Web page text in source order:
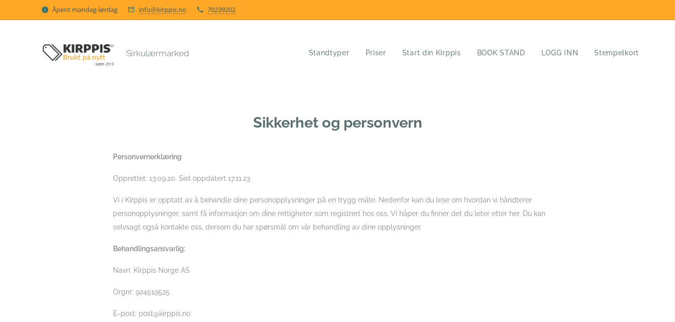
Åpent mandag-lørdag info@kirppis.no 70239202
Sirkulærmarked Standtyper Priser Start din Kirppis BOOK STAND LOGG INN Stempelkort
Sikkerhet og personvern
Personvernerklæring
Opprettet: 13.09.20. Sist oppdatert 17.11.23
Vi i Kirppis er opptatt av å behandle dine personopplysninger på en trygg måte. Nedenfor kan du lese om hvordan vi håndterer
personopplysninger, samt få informasjon om dine rettigheter som registrert hos oss. Vi håper du finner det du leter etter her. Du kan
selvsagt også kontakte oss, dersom du har spørsmål om vår behandling av dine opplysninger.
Behandlingsansvarlig:
Navn: Kirppis Norge AS
Orgnr: 924519525
E-post: post@kirppis.no